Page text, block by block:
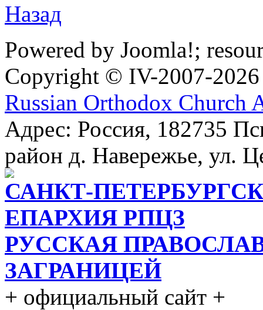
Назад
Powered by Joomla!;
Copyright © IV-2007-2026
Russian Orthodox Church
Адрес: Россия, 182735
район д. Навережье, ул.
САНКТ-
ЕПАРХИЯ РПЦЗ
РУССКАЯ
ЗАГРАНИЦЕЙ
+ официальный сайт +